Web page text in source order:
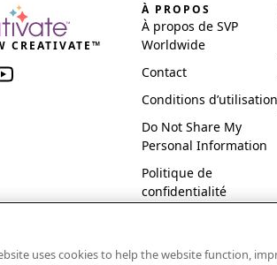
CREATIVATE™
À PROPOS
À propos de SVP
Worldwide
Contact
Conditions d’utilisation
Do Not Share My
Personal Information
Politique de
confidentialité
uses cookies to help the website function,